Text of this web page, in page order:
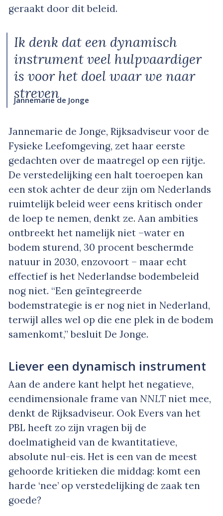
geraakt door dit beleid.
Ik denk dat een dynamisch
instrument veel hulpvaardiger
is voor het doel waar we naar
streven
Jannemarie de Jonge
Jannemarie de Jonge, Rijksadviseur voor de
Fysieke Leefomgeving, zet haar eerste
gedachten over de maatregel op een rijtje.
De verstedelijking een halt toeroepen kan
een stok achter de deur zijn om Nederlands
ruimtelijk beleid weer eens kritisch onder
de loep te nemen, denkt ze. Aan ambities
ontbreekt het namelijk niet –water en
bodem sturend, 30 procent beschermde
natuur in 2030, enzovoort – maar echt
effectief is het Nederlandse bodembeleid
nog niet. “Een geïntegreerde
bodemstrategie is er nog niet in Nederland,
terwijl alles wel op die ene plek in de bodem
samenkomt,” besluit De Jonge.
Liever een dynamisch instrument
Aan de andere kant helpt het negatieve,
eendimensionale frame van NNLT niet mee,
denkt de Rijksadviseur. Ook Evers van het
PBL heeft zo zijn vragen bij de
doelmatigheid van de kwantitatieve,
absolute nul-eis. Het is een van de meest
gehoorde kritieken die middag: komt een
harde ‘nee’ op verstedelijking de zaak ten
goede?